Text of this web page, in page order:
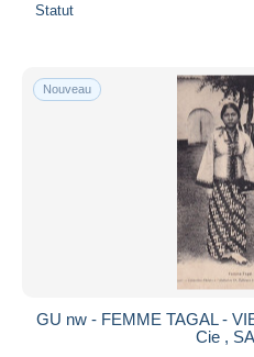
Statut
Nouveau
GU nw - FEMME TAGAL -
Cie ,